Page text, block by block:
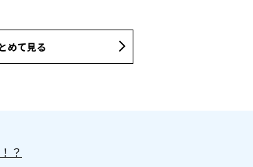
めて見る
？